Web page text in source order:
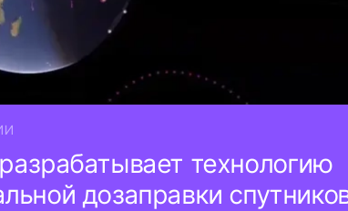
технологию
дозаправки